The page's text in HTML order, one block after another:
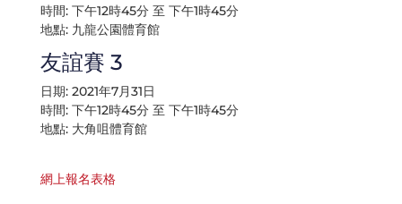
時間: 下午12時45分 至 下午1時45分
地點: 九龍公園體育館
友誼賽 3
日期: 2021年7月31日
時間: 下午12時45分 至 下午1時45分
地點: 大角咀體育館
網上報名表格